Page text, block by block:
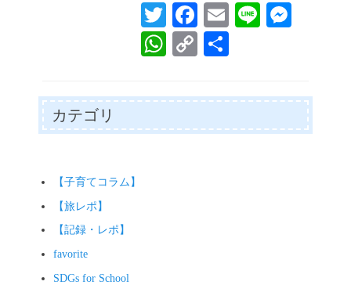
T
wi
tte
r
Fa
ce
bo
ok
E
Li
ng
er
W
ts
C
y
カテゴリ
【子育てコラム】
【旅レポ】
【記録・レポ】
favorite
SDGs for School